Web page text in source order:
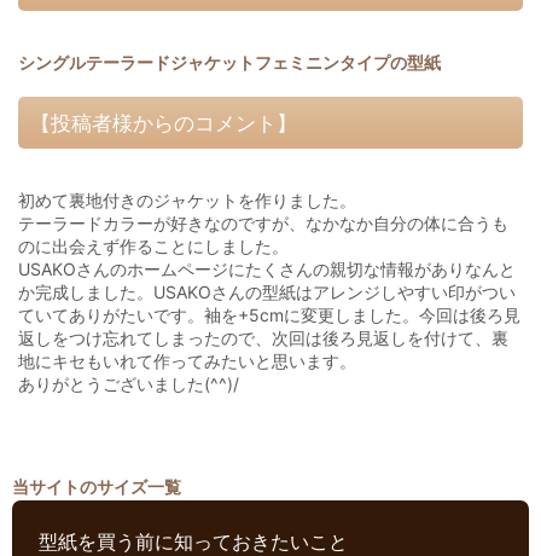
シングルテーラードジャケットフェミニンタイプの型紙
【投稿者様からのコメント】
初めて裏地付きのジャケットを作りました。
テーラードカラーが好きなのですが、なかなか自分の体に合うも
のに出会えず作ることにしました。
USAKOさんのホームページにたくさんの親切な情報がありなんと
か完成しました。USAKOさんの型紙はアレンジしやすい印がつい
ていてありがたいです。袖を+5cmに変更しました。今回は後ろ見
返しをつけ忘れてしまったので、次回は後ろ見返しを付けて、裏
地にキセもいれて作ってみたいと思います。
ありがとうございました(^^)/
当サイトのサイズ一覧
型紙を買う前に知っておきたいこと